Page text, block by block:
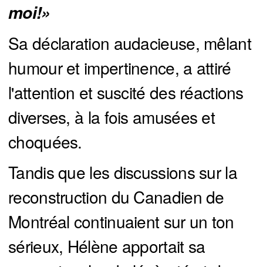
moi!»
Sa déclaration audacieuse, mêlant
humour et impertinence, a attiré
l'attention et suscité des réactions
diverses, à la fois amusées et
choquées.
Tandis que les discussions sur la
reconstruction du Canadien de
Montréal continuaient sur un ton
sérieux, Hélène apportait sa